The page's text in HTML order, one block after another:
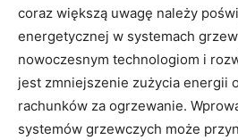
coraz​ większą uwagę ⁤należy
energetycznej w ⁢systemach
nowoczesnym ​technologiom i
jest zmniejszenie zużycia energii
rachunków za ogrzewanie.
systemów grzewczych może